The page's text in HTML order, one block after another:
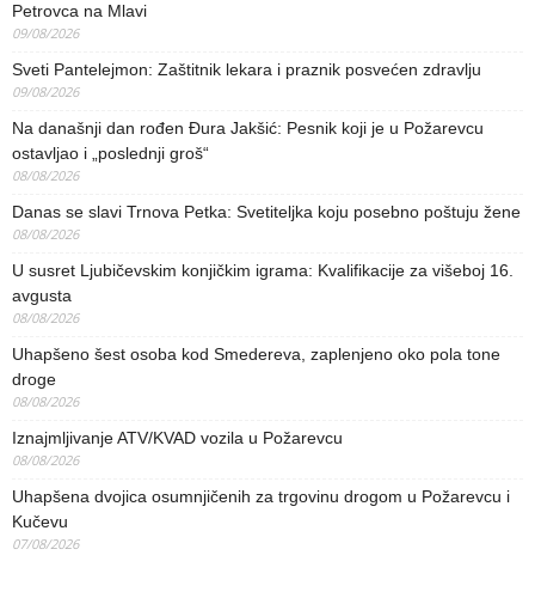
Petrovca na Mlavi
09/08/2026
Sveti Pantelejmon: Zaštitnik lekara i praznik posvećen zdravlju
09/08/2026
Na današnji dan rođen Đura Jakšić: Pesnik koji je u Požarevcu
ostavljao i „poslednji groš“
08/08/2026
Danas se slavi Trnova Petka: Svetiteljka koju posebno poštuju žene
08/08/2026
U susret Ljubičevskim konjičkim igrama: Kvalifikacije za višeboj 16.
avgusta
08/08/2026
Uhapšeno šest osoba kod Smedereva, zaplenjeno oko pola tone
droge
08/08/2026
Iznajmljivanje ATV/KVAD vozila u Požarevcu
08/08/2026
Uhapšena dvojica osumnjičenih za trgovinu drogom u Požarevcu i
Kučevu
07/08/2026